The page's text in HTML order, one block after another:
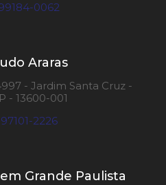
0062
Araras
- Jardim Santa Cruz -
- 13600-001
97101-2226
Grande Paulista